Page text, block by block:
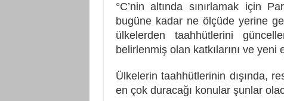
°C’nin altında sınırlamak için
bugüne kadar ne ölçüde yerine
ülkelerden taahhütlerini
belirlenmiş olan katkılarını ve yeni
Ülkelerin taahhütlerinin dışında,
en çok duracağı konular şunlar